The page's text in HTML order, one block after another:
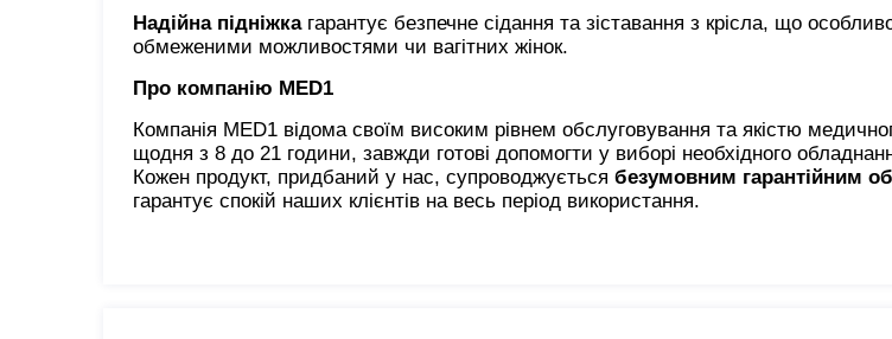
Надійна підніжкагарантує безпечне сідання та зіставання з крісла, що
обмеженими можливостями чи вагітних жінок.
Про компанію MED1
Компанія MED1 відома своїм високим рівнем обслуговування та якістю
щодня з 8 до 21 години, завжди готові допомогти у виборі необхідного
Кожен продукт, придбаний у нас, супроводжується безумовним гарантійним
гарантує спокій наших клієнтів на весь період використання.